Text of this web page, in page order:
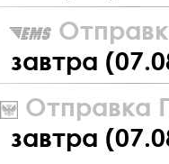
завтра
Отправка
завтра